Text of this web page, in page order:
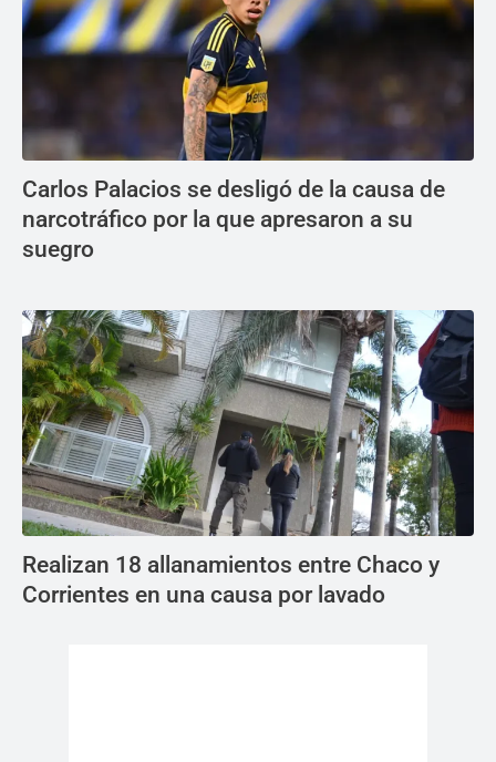
Carlos Palacios se desligó de la causa de
narcotráfico por la que apresaron a su
suegro
Realizan 18 allanamientos entre Chaco y
Corrientes en una causa por lavado